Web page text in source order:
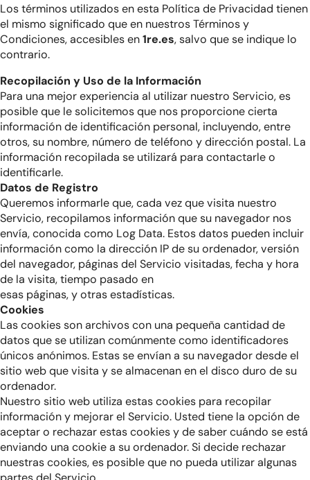
Los términos utilizados en esta Política de Privacidad tienen
el mismo significado que en nuestros Términos y
Condiciones, accesibles en1re.es, salvo que se indique lo
contrario.
Recopilación y Uso de la Información
Para una mejor experiencia al utilizar nuestro Servicio, es
posible que le solicitemos que nos proporcione cierta
información de identificación personal, incluyendo, entre
otros, su nombre, número de teléfono y dirección postal. La
información recopilada se utilizará para contactarle o
identificarle.
Datos de Registro
Queremos informarle que, cada vez que visita nuestro
Servicio, recopilamos información que su navegador nos
envía, conocida como Log Data. Estos datos pueden incluir
información como la dirección IP de su ordenador, versión
del navegador, páginas del Servicio visitadas, fecha y hora
de la visita, tiempo pasado en
esas páginas, y otras estadísticas.
Cookies
Las cookies son archivos con una pequeña cantidad de
datos que se utilizan comúnmente como identificadores
únicos anónimos. Estas se envían a su navegador desde el
sitio web que visita y se almacenan en el disco duro de su
ordenador.
Nuestro sitio web utiliza estas cookies para recopilar
información y mejorar el Servicio. Usted tiene la opción de
aceptar o rechazar estas cookies y de saber cuándo se está
enviando una cookie a su ordenador. Si decide rechazar
nuestras cookies, es posible que no pueda utilizar algunas